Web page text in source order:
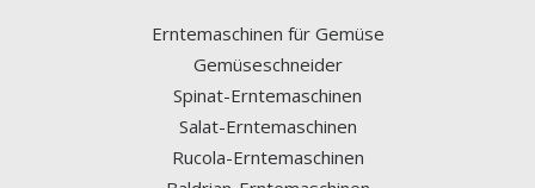
Erntemaschinen für Gemüse
Gemüseschneider
Spinat-Erntemaschinen
Salat-Erntemaschinen
Rucola-Erntemaschinen